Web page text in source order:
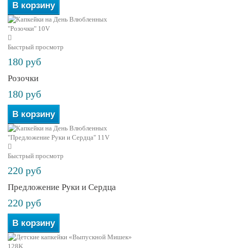
В корзину
Быстрый просмотр
180 руб
Розочки
180 руб
В корзину
Быстрый просмотр
220 руб
Предложение Руки и Сердца
220 руб
В корзину